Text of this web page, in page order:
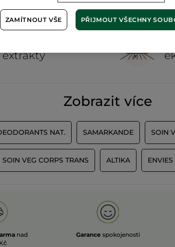
extrakty
Zobrazit více
NAT. SAMARKANDE SOIN
SOIN VEG CORPS TRANS ALTIKA
nad
Garance spokojenosti
ZAMÍTNOUT VŠE PŘIJMOUT VŠECHNY